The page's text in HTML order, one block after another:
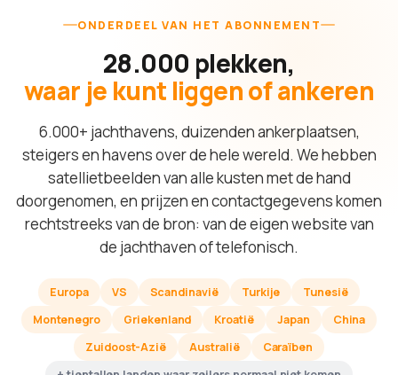
ONDERDEEL VAN HET ABONNEMENT
28.000 plekken,
waar je kunt liggen of ankeren
6.000+ jachthavens, duizenden ankerplaatsen,
steigers en havens over de hele wereld. We hebben
satellietbeelden van alle kusten met de hand
doorgenomen, en prijzen en contactgegevens komen
rechtstreeks van de bron: van de eigen website van
de jachthaven of telefonisch.
Europa VS Scandinavië Turkije
Tunesië
Montenegro
Griekenland Kroatië Japan
China
Zuidoost-Azië
Australië
Caraïben